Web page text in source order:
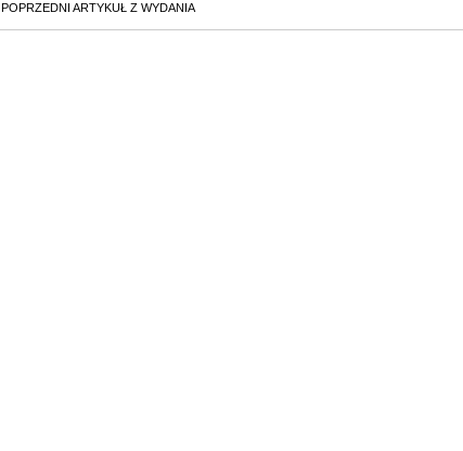
POPRZEDNI ARTYKUŁ Z WYDANIA